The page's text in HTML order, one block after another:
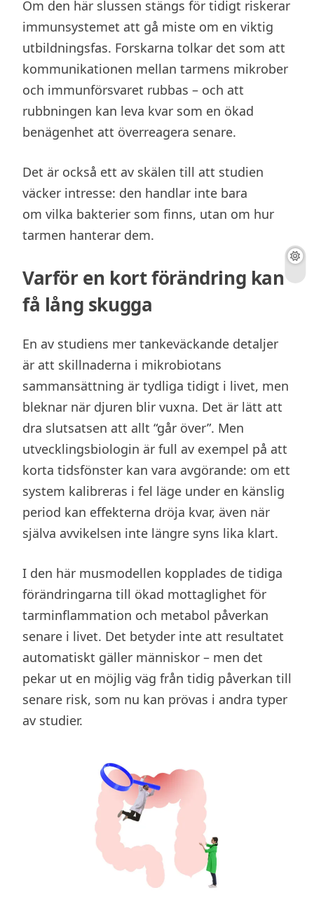
Om den här slussen stängs för tidigt riskerar
immunsystemet att gå miste om en viktig
utbildningsfas. Forskarna tolkar det som att
kommunikationen mellan tarmens mikrober
och immunförsvaret rubbas – och att
rubbningen kan leva kvar som en ökad
benägenhet att överreagera senare.
Det är också ett av skälen till att studien
väcker intresse: den handlar inte bara
om vilka bakterier som finns, utan om hur
tarmen hanterar dem.
Varför en kort förändring kan
få lång skugga
En av studiens mer tankeväckande detaljer
är att skillnaderna i mikrobiotans
sammansättning är tydliga tidigt i livet, men
bleknar när djuren blir vuxna. Det är lätt att
dra slutsatsen att allt “går över”. Men
utvecklingsbiologin är full av exempel på att
korta tidsfönster kan vara avgörande: om ett
system kalibreras i fel läge under en känslig
period kan effekterna dröja kvar, även när
själva avvikelsen inte längre syns lika klart.
I den här musmodellen kopplades de tidiga
förändringarna till ökad mottaglighet för
tarminflammation och metabol påverkan
senare i livet. Det betyder inte att resultatet
automatiskt gäller människor – men det
pekar ut en möjlig väg från tidig påverkan till
senare risk, som nu kan prövas i andra typer
av studier.